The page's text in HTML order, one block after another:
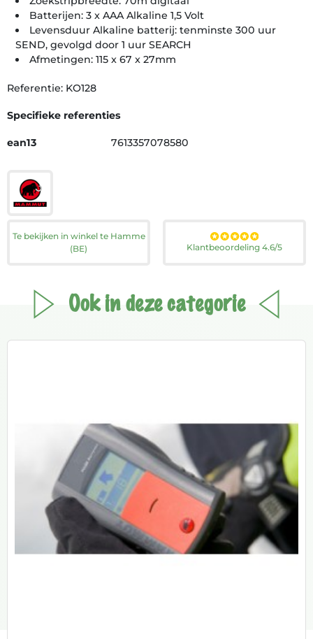
Batterijen: 3 x AAA Alkaline 1,5 Volt
Levensduur Alkaline batterij: tenminste 300 uur
SEND, gevolgd door 1 uur SEARCH
Afmetingen: 115 x 67 x 27mm
Referentie: KO128
Specifieke referenties
ean13 7613357078580
Te bekijken in winkel te Hamme
(BE)
Klantbeoordeling 4.6/5
Ook in deze categorie